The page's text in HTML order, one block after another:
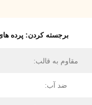
برجسته کردن: پرده
مقاوم به قالب:
ضد آب: